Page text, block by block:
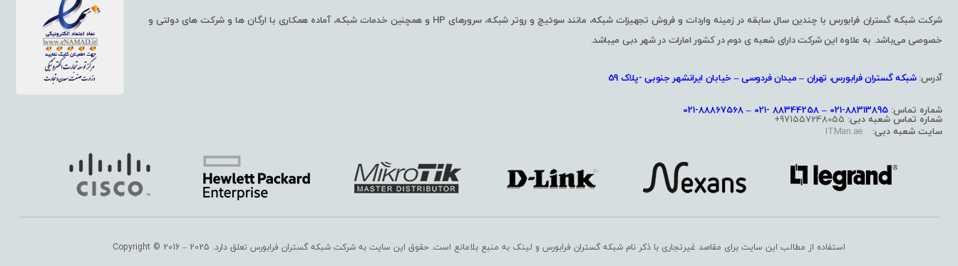
شرکت شبکه گستران فرابورس با چندین سال سابقه در زمینه واردات و فروش تجهیزات شبکه، مانند سوئیچ و روتر شبکه، سرورهای HP و همچنین خدمات شبکه، آماده همکاری با ارگان ها و شرکت های دولتی و
خصوصی می‌باشد. به علاوه این شرکت دارای شعبه ی دوم در کشور امارات در شهر دبی میباشد.
آدرس:شبکه گستران فرابورس، تهران – میدان فردوسی – خیابان ایرانشهر جنوبی -پلاک 59
شماره تماس: 88313895-021 – 88344258 -021 – 88867568-021
شماره تماس شعبه دبی:
سایت شعبه دبی: ITMan.ae
استفاده از مطالب این سایت برای مقاصد غیرتجاری با ذکر نام شبکه گستران فرابورس و لینک به منبع بلامانع است. حقوق این سایت بهشرکت شبکه گستران فرابورس تعلق دارد. Copyright © 2016 – 2025